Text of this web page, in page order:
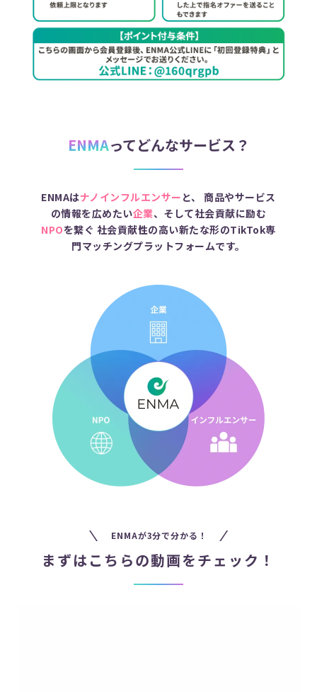
ENMAってどんなサービス？
ENMAはナノインフルエンサー と、
商品やサービス
の情報を広めたい企業、そして社会貢献に励む
NPOを繋ぐ 社会貢献性の高い新たな形のTikTok専
門マッチングプラットフォームです。
ENMAが3分で分かる！
まずはこちらの動画をチェック！